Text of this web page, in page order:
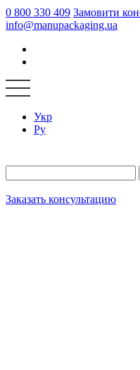
0 800 330 409 Замовити
info@manupackaging.ua
Укр
Ру
Заказать консультацию